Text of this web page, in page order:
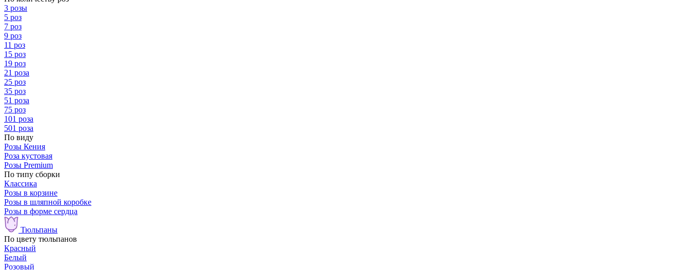
3 розы
5 роз
7 роз
9 роз
11 роз
15 роз
19 роз
21 роза
25 роз
35 роз
51 роза
75 роз
101 роза
501 роза
По виду
Розы Кения
Роза кустовая
Розы Premium
По типу сборки
Классика
Розы в корзине
Розы в шляпной коробке
Розы в форме сердца
Тюльпаны
По цвету тюльпанов
Красный
Белый
Розовый